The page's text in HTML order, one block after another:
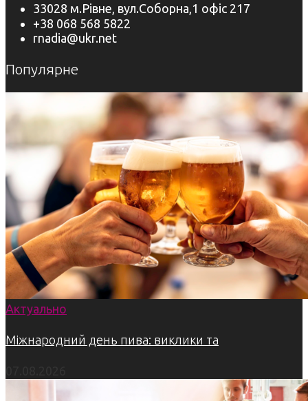
33028 м.Рівне, вул.Соборна,1 офіс 217
+38 068 568 5822
rnadia@ukr.net
Популярне
Актуально
Міжнародний день пива: виклики та